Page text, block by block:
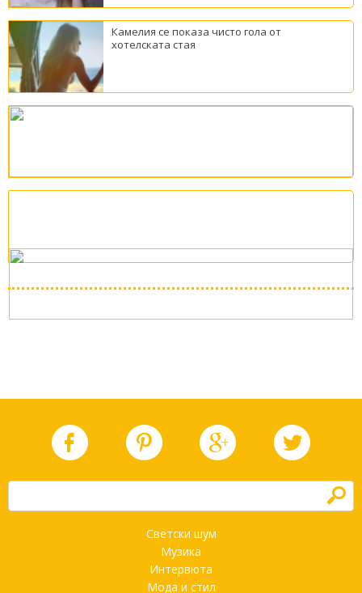
Камелия се показа чисто гола от
хотелската стая
h
Светски шум
Музика
Интервюта
Мода и стил